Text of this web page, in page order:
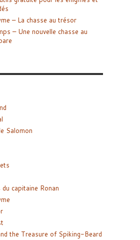
– La chasse au trésor
– Une nouvelle chasse au
Salomon
capitaine Ronan
the Treasure of Spiking-Beard